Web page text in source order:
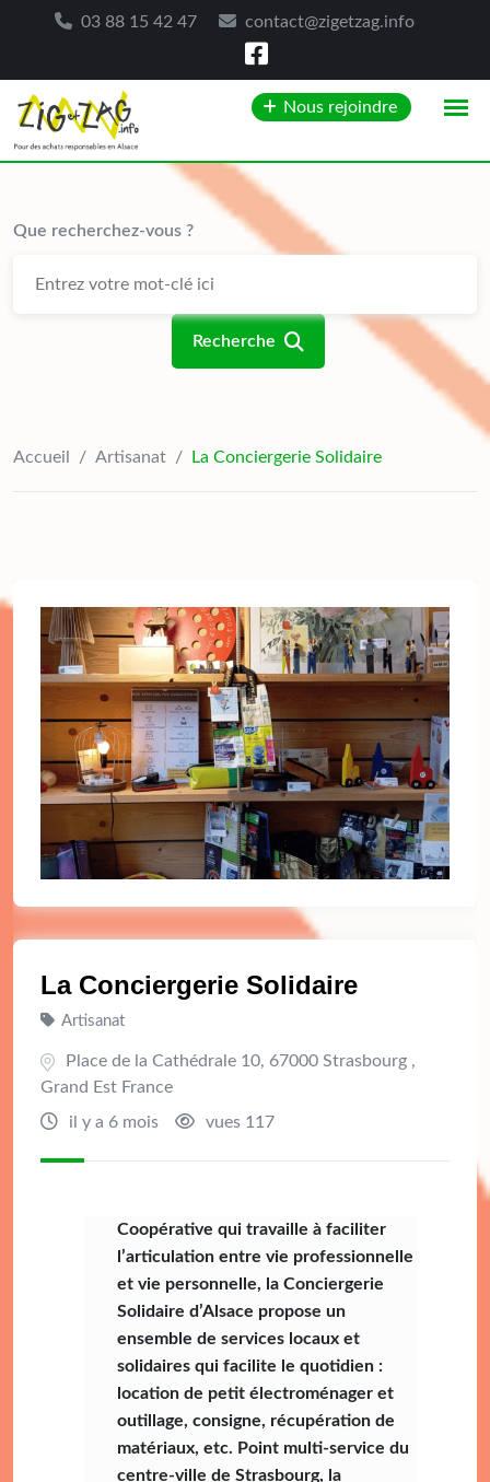
03 88 15 42 47 contact@zigetzag.info
content
Nous rejoindre
Que recherchez-vous ?
Recherche
Accueil / Artisanat / La Conciergerie Solidaire
La Conciergerie Solidaire
Artisanat
Place de la Cathédrale 10, 67000 Strasbourg ,
Grand Est France
il y a 6 mois
vues 117
Coopérative qui travaille à faciliter
l’articulation entre vie professionnelle
et vie personnelle, la Conciergerie
Solidaire d’Alsace propose un
ensemble de services locaux et
solidaires qui facilite le quotidien :
location de petit électroménager et
outillage, consigne, récupération de
matériaux, etc. Point multi-service du
centre-ville de Strasbourg, la